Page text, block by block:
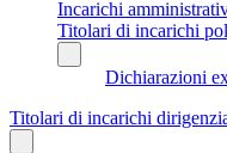
Incarichi
Titolari di incarichi
Dichiarazioni
Titolari di incarichi